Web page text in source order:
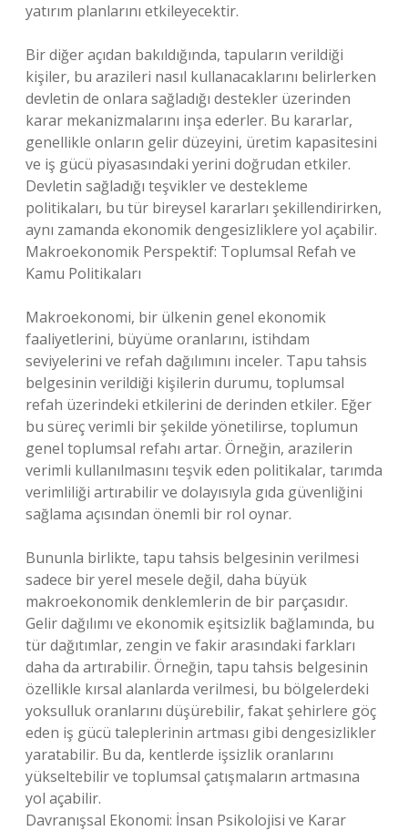
yatırım planlarını etkileyecektir.
Bir diğer açıdan bakıldığında, tapuların verildiği
kişiler, bu arazileri nasıl kullanacaklarını belirlerken
devletin de onlara sağladığı destekler üzerinden
karar mekanizmalarını inşa ederler. Bu kararlar,
genellikle onların gelir düzeyini, üretim kapasitesini
ve iş gücü piyasasındaki yerini doğrudan etkiler.
Devletin sağladığı teşvikler ve destekleme
politikaları, bu tür bireysel kararları şekillendirirken,
aynı zamanda ekonomik dengesizliklere yol açabilir.
Makroekonomik Perspektif: Toplumsal Refah ve
Kamu Politikaları
Makroekonomi, bir ülkenin genel ekonomik
faaliyetlerini, büyüme oranlarını, istihdam
seviyelerini ve refah dağılımını inceler. Tapu tahsis
belgesinin verildiği kişilerin durumu, toplumsal
refah üzerindeki etkilerini de derinden etkiler. Eğer
bu süreç verimli bir şekilde yönetilirse, toplumun
genel toplumsal refahı artar. Örneğin, arazilerin
verimli kullanılmasını teşvik eden politikalar, tarımda
verimliliği artırabilir ve dolayısıyla gıda güvenliğini
sağlama açısından önemli bir rol oynar.
Bununla birlikte, tapu tahsis belgesinin verilmesi
sadece bir yerel mesele değil, daha büyük
makroekonomik denklemlerin de bir parçasıdır.
Gelir dağılımı ve ekonomik eşitsizlik bağlamında, bu
tür dağıtımlar, zengin ve fakir arasındaki farkları
daha da artırabilir. Örneğin, tapu tahsis belgesinin
özellikle kırsal alanlarda verilmesi, bu bölgelerdeki
yoksulluk oranlarını düşürebilir, fakat şehirlere göç
eden iş gücü taleplerinin artması gibi dengesizlikler
yaratabilir. Bu da, kentlerde işsizlik oranlarını
yükseltebilir ve toplumsal çatışmaların artmasına
yol açabilir.
Davranışsal Ekonomi: İnsan Psikolojisi ve Karar